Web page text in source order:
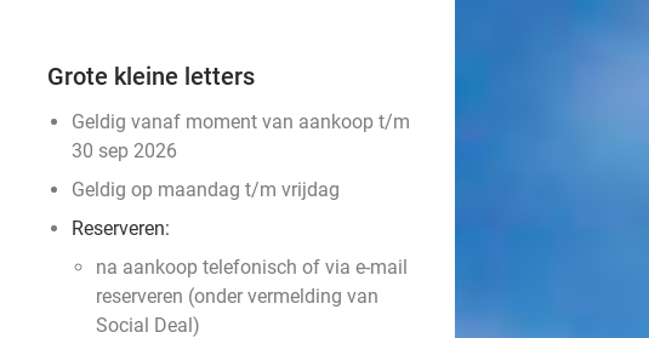
Grote kleine letters
Geldig vanaf moment van aankoop t/m
30 sep 2026
Geldig op maandag t/m vrijdag
Reserveren:
na aankoop telefonisch of via e-mail
reserveren (onder vermelding van
Social Deal)